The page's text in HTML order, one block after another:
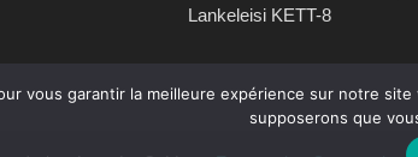
Lankeleisi KETT-8
vous garantir la meilleure expérience sur notre
supposerons que